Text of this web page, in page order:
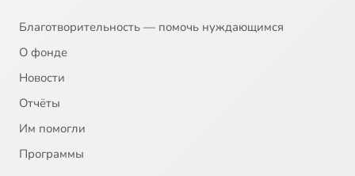
Благотворительность — помочь нуждающимся
О фонде
Новости
Отчёты
Им помогли
Программы